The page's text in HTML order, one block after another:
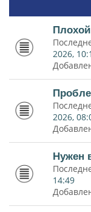
2026,
2026,
Нужен
14:49